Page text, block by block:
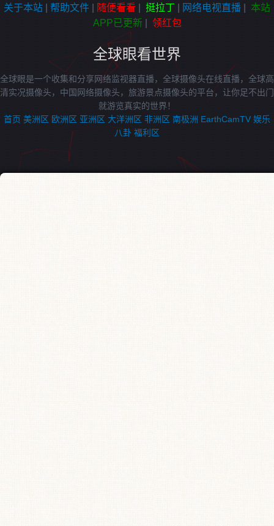
关于本站 帮助文件 随便看看 挺拉丁 网络电视直播
本站
APP已更新| 领红包
全球眼看世界
全球眼是一个收集和分享网络监视器直播，全球摄像头在线直播，全球高
清实况摄像头，中国网络摄像头，旅游景点摄像头的平台，让你足不出门
就游览真实的世界！
首页 美洲区 欧洲区 亚洲区 大洋洲区 非洲区 南极洲 EarthCamTV 娱乐
八卦 福利区